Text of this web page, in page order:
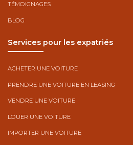
TÉMOIGNAGES
BLOG
Services pour les expatriés
ACHETER UNE VOITURE
PRENDRE UNE VOITURE EN LEASING
VENDRE UNE VOITURE
LOUER UNE VOITURE
IMPORTER UNE VOITURE